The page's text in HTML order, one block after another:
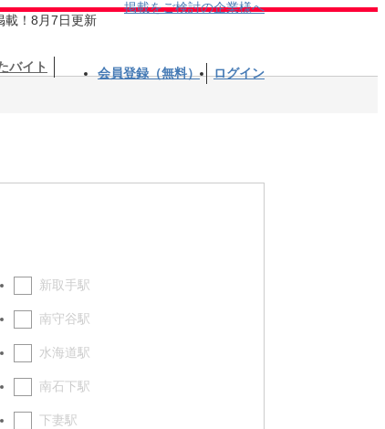
載！8月7日更新
掲載をご検討の企業様へ
バイト 会員登録（無料） ログイン
新取手駅
南守谷駅
水海道駅
南石下駅
下妻駅